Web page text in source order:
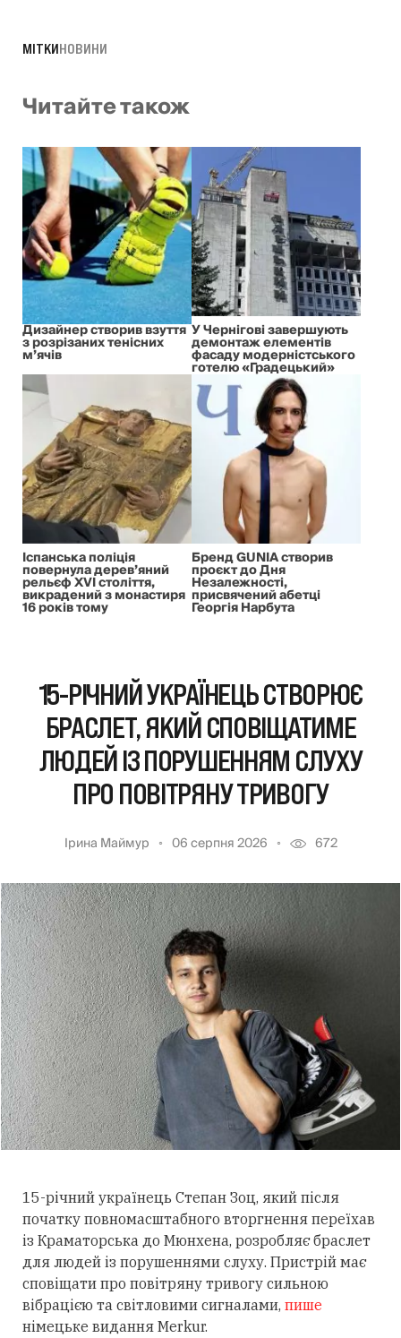
МІТКИНОВИНИ
Читайте також
Дизайнер створив взуття
з розрізаних тенісних
м’ячів
У Чернігові завершують
демонтаж елементів
фасаду модерністського
готелю «Градецький»
Іспанська поліція
повернула дерев’яний
рельєф XVI століття,
викрадений з монастиря
16 років тому
Бренд GUNIA створив
проєкт до Дня
Незалежності,
присвячений абетці
Георгія Нарбута
15-РІЧНИЙ УКРАЇНЕЦЬ СТВОРЮЄ
БРАСЛЕТ, ЯКИЙ СПОВІЩАТИМЕ
ЛЮДЕЙ ІЗ ПОРУШЕННЯМ СЛУХУ
ПРО ПОВІТРЯНУ ТРИВОГУ
Ірина Маймур 06 серпня 2026 672
15-річний українець Степан Зоц, який після
початку повномасштабного вторгнення переїхав
із Краматорська до Мюнхена, розробляє браслет
для людей із порушеннями слуху. Пристрій має
сповіщати про повітряну тривогу сильною
вібрацією та світловими сигналами, пише
німецьке видання Merkur.